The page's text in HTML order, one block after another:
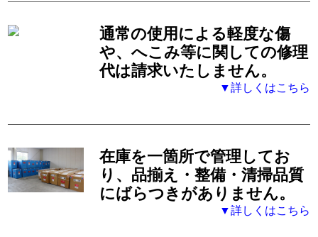
通常の使用による軽度な傷
や、へこみ等に関しての修理
代は請求いたしません。
▼詳しくはこちら
在庫を一箇所で管理してお
り、品揃え・整備・清掃品質
にばらつきがありません。
▼詳しくはこちら